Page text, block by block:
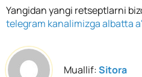
Yangidan yangi retseptlarni
telegram kanalimizga albatta
Muallif:Sitora